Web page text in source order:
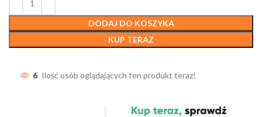
DODAJ DO KOSZYKA
KUP TERAZ
6 Ilość osób oglądających ten produkt teraz!